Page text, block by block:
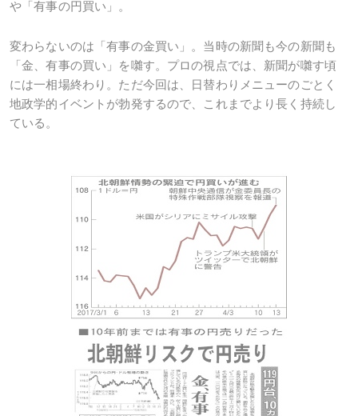
や「有事の円買い」。
変わらないのは「有事の金買い」。当時の新聞も今の新聞も
「金、有事の買い」を囃す。プロの視点では、新聞が囃す頃
には一相場終わり。ただ今回は、日替わりメニューのごとく
地政学的イベントが勃発するので、これまでより長く持続し
ている。